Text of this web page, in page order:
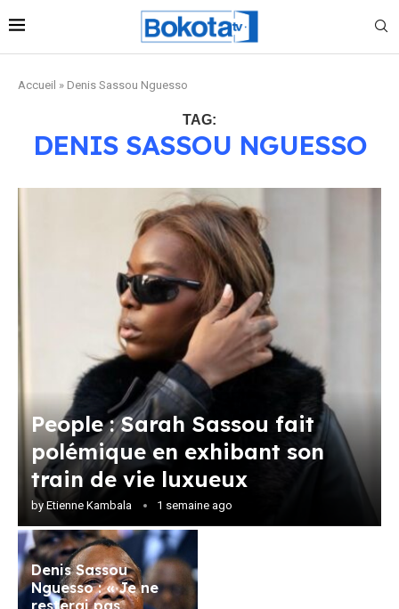
Accueil » Denis Sassou Nguesso
TAG:
DENIS SASSOU NGUESSO
People : Sarah Sassou fait
polémique en exhibant son
train de vie luxueux
byEtienne Kambala 1 semaine ago
Denis Sassou
Nguesso : « Je ne
resterai pas